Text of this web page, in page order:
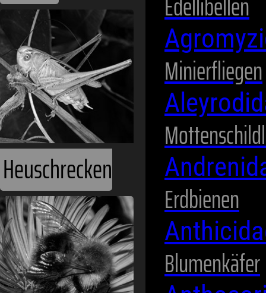
Heuschrecken
Minierfliegen
Erdbienen
Blumenkäfer